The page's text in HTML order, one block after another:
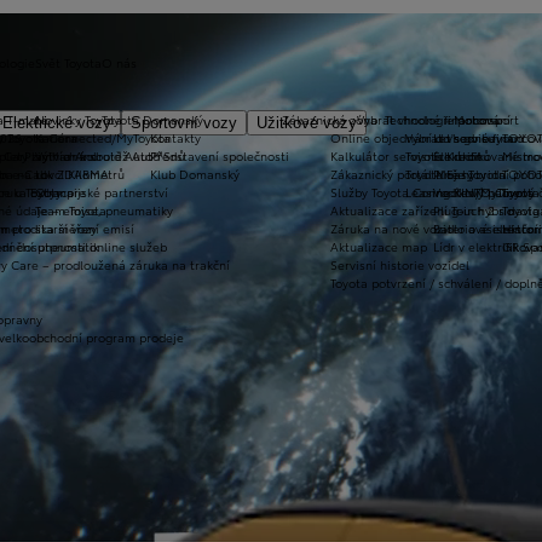
Elektrické vozy Sportovní vozy
Užitkové vozyVybrat vhodné financování
Vybrat vhodné
Toyota Kredit
Toyota Easy
Leasing KINTO One
zimních kol
na rok ZDARMA
Extracare
pro starší vozy
pneumatik
Care – prodloužená záruka na trakční
velkoobchodní program prodeje
Zákaznická zóna
Online objednání do servisu
Kalkulátor servisních úkonů
Zákaznický portál Moje Toyota
Služby Toyota Connected/MyToyota
Aktualizace zařízení Touch 2 s
Záruka na nové vozidlo a asistenční
Aktualizace map
Servisní historie vozidel
Toyota potvrzení / schválení /
T-mate
Toyota Connected/MyToyota
CarPlay™ a Android Auto™
e-Call
u Toyoty
údaje – emise, pneumatiky
metodika měření emisí
dosutpnosti online služeb
Technologie pohonu
Let's go beyond
Elektrifikované
Plně hybridní
Vodíkový palivový
Plug-in hybrid
Bateriové
Lídr v
Novinky Toyota
Kariéra
Výtvarná soutěž Auto Snů
Lovci Kilometrů
Olympijské partnerství
Team Toyota
Motorsport
GR
Toyota Domanský
Kontakty
Představení společnosti
Klub Domanský